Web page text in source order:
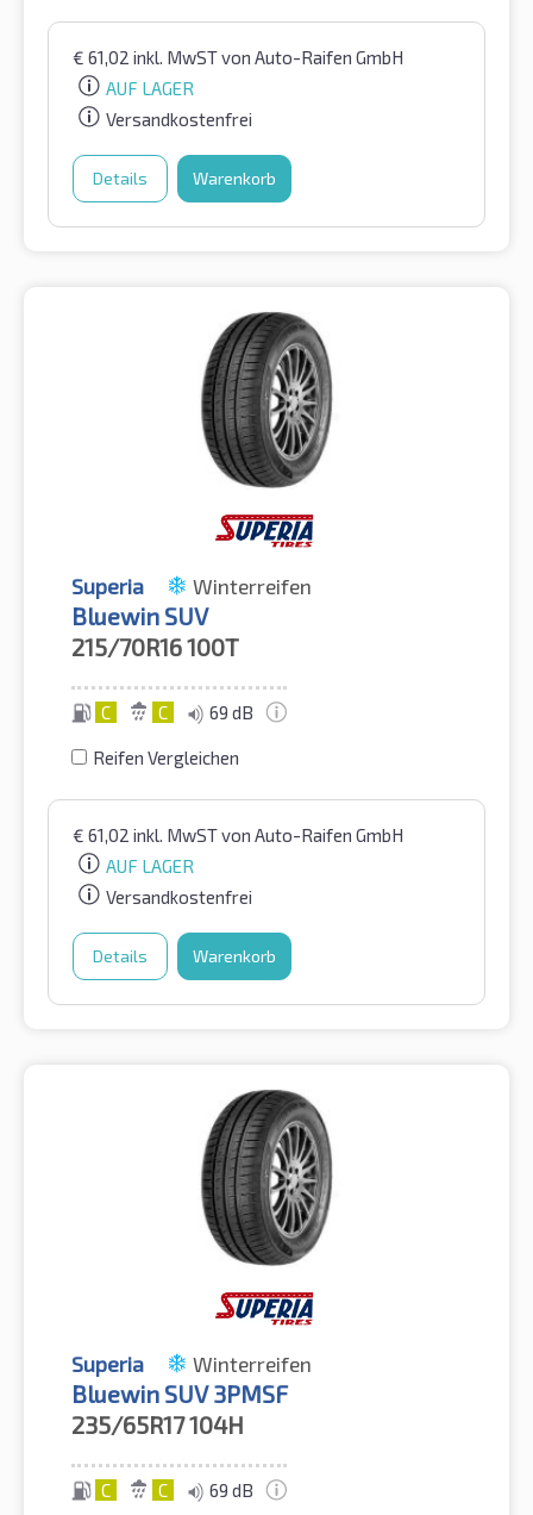
€ 61,02 inkl. MwSTvon Auto-Raifen GmbH
AUF LAGER
Versandkostenfrei
Details Warenkorb
Superia Winterreifen
Bluewin SUV
215/70R16100T
C C 69 dB
Reifen Vergleichen
€ 61,02 inkl. MwSTvon Auto-Raifen GmbH
AUF LAGER
Versandkostenfrei
Details Warenkorb
Superia Winterreifen
Bluewin SUV 3PMSF
235/65R17104H
C C 69 dB